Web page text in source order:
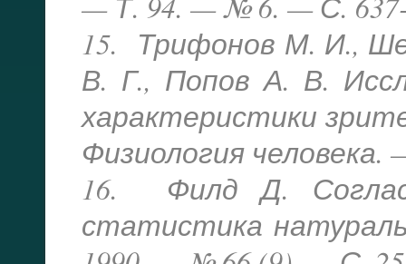
15. Трифонов М. И.,
В. Г., Попов А. В.
характеристики
Физиология
16. Филд Д.
статистика